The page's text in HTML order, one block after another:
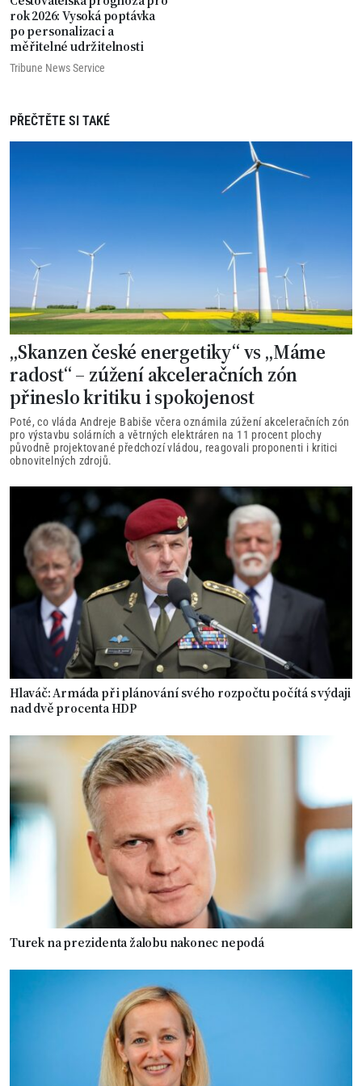
rok 2026: Vysoká poptávka
po personalizaci a
měřitelné udržitelnosti
Tribune News Service
PŘEČTĚTE SI TAKÉ
„Skanzen české energetiky“ vs „Máme
radost“ – zúžení akceleračních zón
přineslo kritiku i spokojenost
Poté, co vláda Andreje Babiše včera oznámila zúžení akceleračních zón
pro výstavbu solárních a větrných elektráren na 11 procent plochy
původně projektované předchozí vládou, reagovali proponenti i kritici
obnovitelných zdrojů.
Hlaváč: Armáda při plánování svého rozpočtu počítá s výdaji
nad dvě procenta HDP
Turek na prezidenta žalobu nakonec nepodá